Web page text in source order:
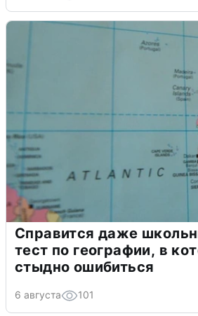
Справится даже
тест по географии, в
стыдно ошибиться
6 августа 101